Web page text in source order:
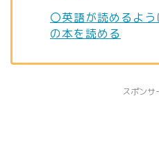
〇英語が読めるよ
の本を読める
スポンサ